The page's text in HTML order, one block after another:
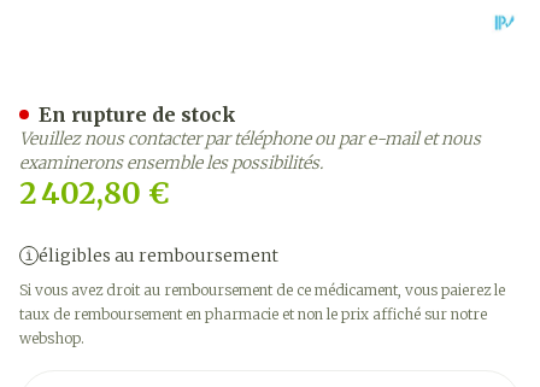
2 402,80 €
éligibles au remboursement
Si vous avez droit au remboursement de ce médicament, vous paierez le
taux de remboursement en pharmacie et non le prix affiché sur notre
webshop.
En rupture de stock
Veuillez nous contacter par téléphone ou par e-mail et nous
examinerons ensemble les possibilités.